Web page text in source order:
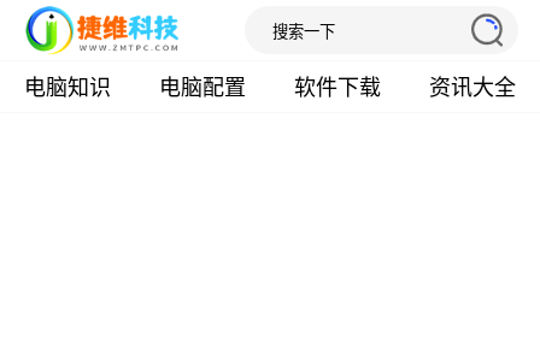
电脑知识 电脑配置 软件下载 资讯大全